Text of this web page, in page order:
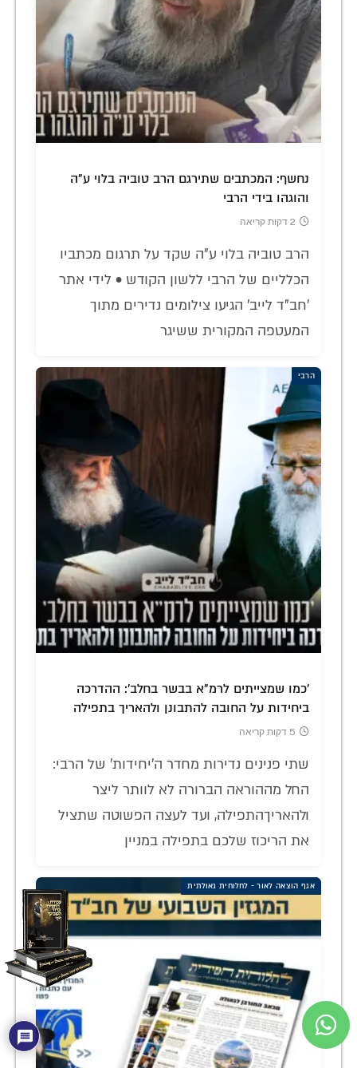
נחשף: המכתבים שתירגם הרב טוביה בלוי ע"ה
והוגהו בידי הרבי
2 דקות קריאה
הרב טוביה בלוי ע"ה שקד על תרגום מכתביו
הכלליים של הרבי ללשון הקודש • לידי אתר
'חב"ד לייב' הגיעו צילומים נדירים מתוך
המעטפה המקורית ששיגר
הרבי
'כמו שמצייתים לרמ"א בבשר בחלב': ההדרכה
ביחידות על החובה להתבונן ולהאריך בתפילה
5 דקות קריאה
שתי פנינים נדירות מחדר ה'יחידות' של הרבי:
החל מההוראה הברורה לא לוותר ליצר
ולהאריךהתפילה, ועד לעצה הפשוטה שתציל
את הריכוז שלכם בתפילה במניין
אגף הוצאה לאור - לחלוחית גאולתית